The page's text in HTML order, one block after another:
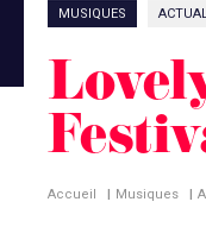
MUSIQUES
Accueil | Musiques |